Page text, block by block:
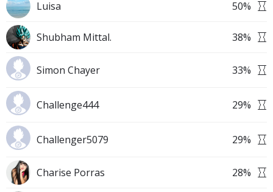
Luisa 50%
Shubham Mittal. 38%
Simon Chayer 33%
Challenge444 29%
Challenger5079 29%
Charise Porras 28%